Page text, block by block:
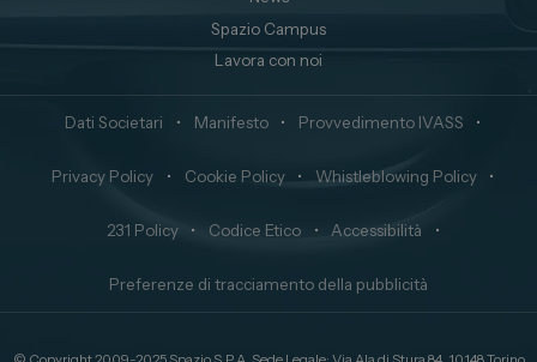
Spazio Campus
Lavora con noi
Dati Societari • Manifesto • Provvedimento IVASS •
Privacy Policy • Cookie Policy • Whistleblowing Policy •
231 Policy • Codice Etico • Accessibilità •
Preferenze di tracciamento della pubblicità